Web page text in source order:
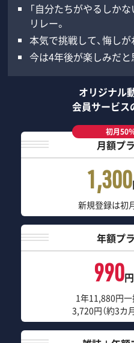
「自分たちがやるしか
リレー。
本気で挑戦して、悔し
今は4年後が楽しみだと
オリジナル
会員サービス
初月50
月額プ
1,300
新規登録は初
年額プ
990
1年11,880円
3,720円（約3カ